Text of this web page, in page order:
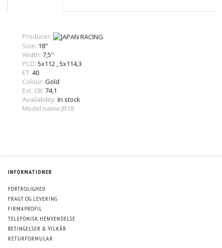
Producer:
Size: 18"
Width: 7,5''
PCD: 5x112 ,5x114,3
ET: 40
Colour: Gold
Ext. CB: 74,1
Availability: In stock
Model name:JR18
INFORMATIONER
FORTROLIGHED
FRAGT OG LEVERING
FIRMAPROFIL
TELEFONISK HENVENDELSE
BETINGELSER & VILKÅR
RETURFORMULAR